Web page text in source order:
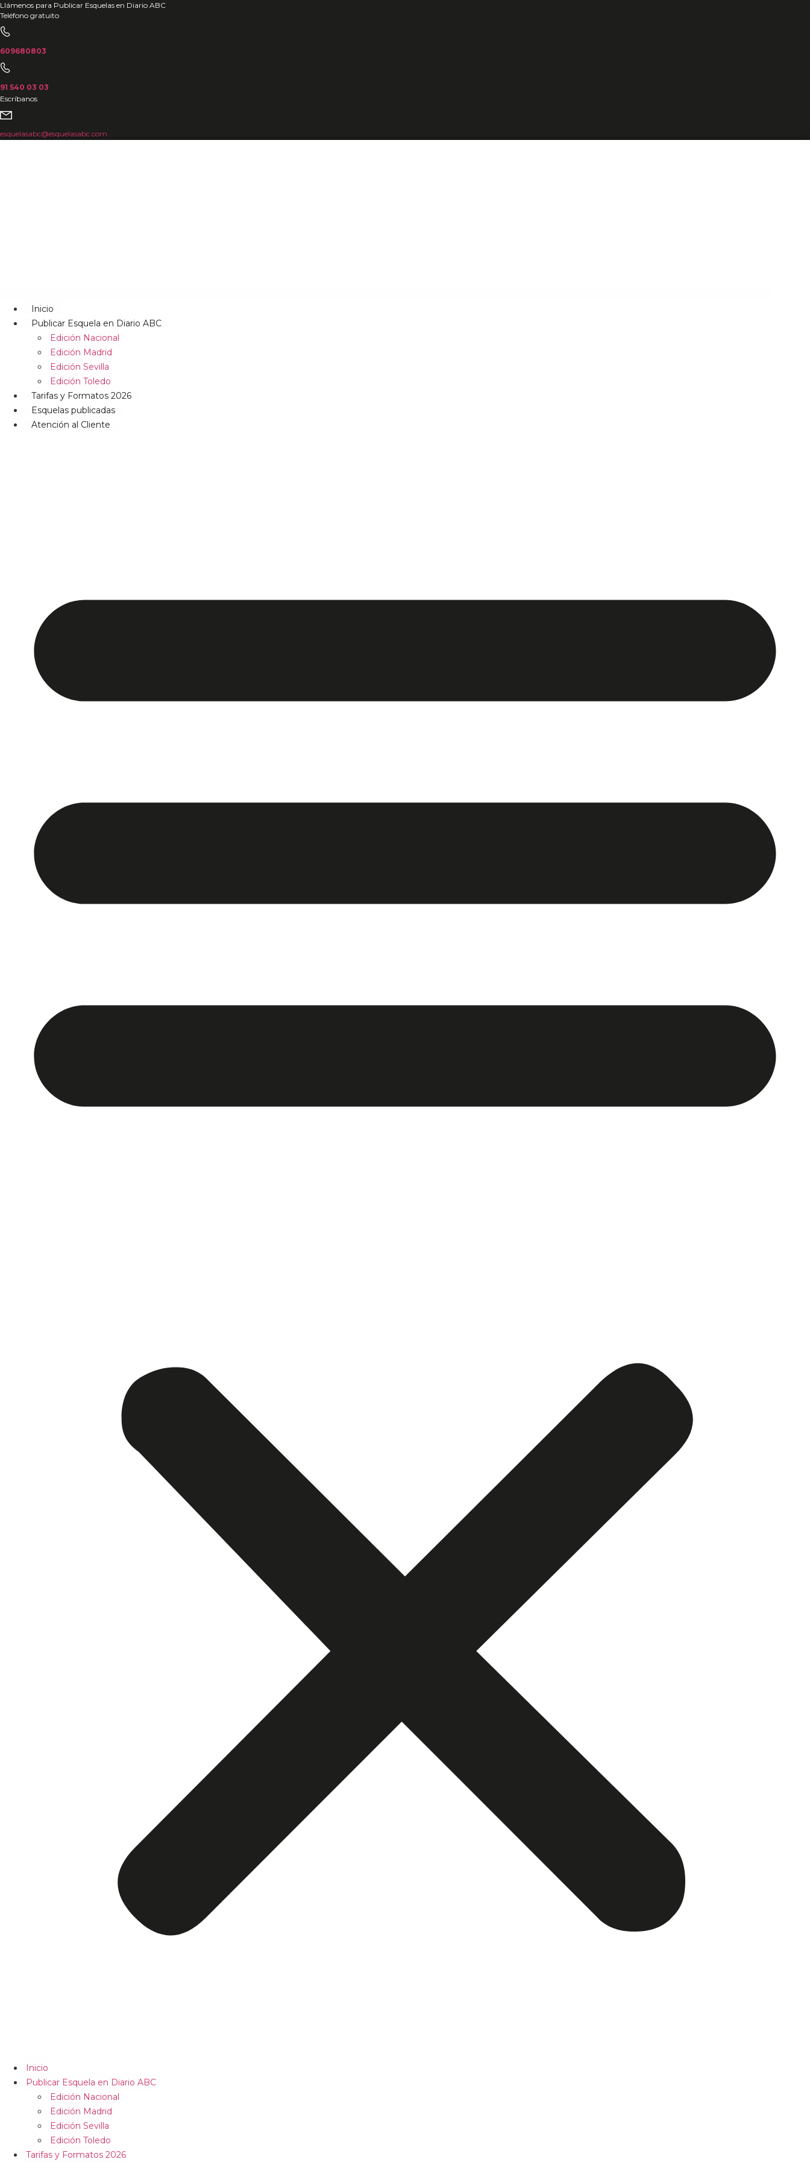
Ir
al
contenido
Llámenos para Publicar Esquelas en Diario ABC
Teléfono gratuito
609680803
91 540 03 03
Escríbanos
esquelasabc@esquelasabc.com
Inicio
Publicar Esquela en Diario ABC
Edición Nacional
Edición Madrid
Edición Sevilla
Edición Toledo
Tarifas y Formatos 2026
Esquelas publicadas
Atención al Cliente
Inicio
Publicar Esquela en Diario ABC
Edición Nacional
Edición Madrid
Edición Sevilla
Edición Toledo
Tarifas y Formatos 2026